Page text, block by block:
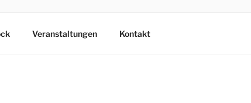
Veranstaltungen Kontakt